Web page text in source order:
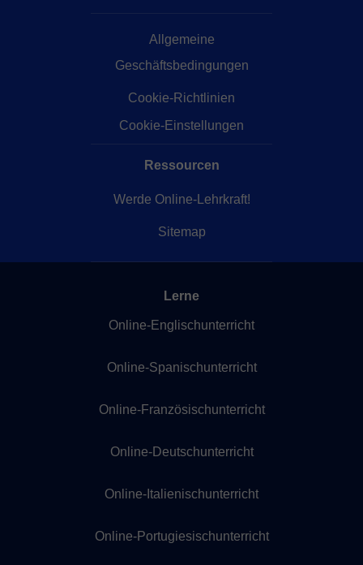
Allgemeine
Geschäftsbedingungen
Cookie-Richtlinien
Cookie-Einstellungen
Ressourcen
Werde Online-Lehrkraft!
Sitemap
Lerne
Online-Englischunterricht
Online-Spanischunterricht
Online-Französischunterricht
Online-Deutschunterricht
Online-Italienischunterricht
Online-Portugiesischunterricht